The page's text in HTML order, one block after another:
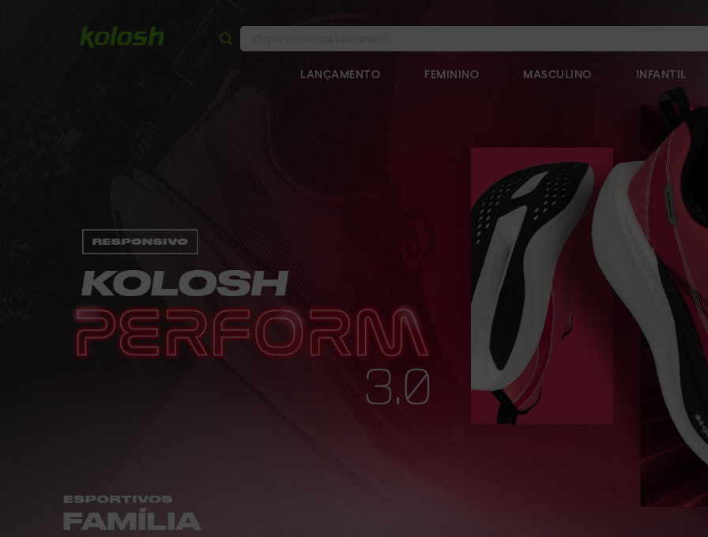
O que você está buscando?
LANÇAMENTO FEMININO MASCULINO INFANTIL